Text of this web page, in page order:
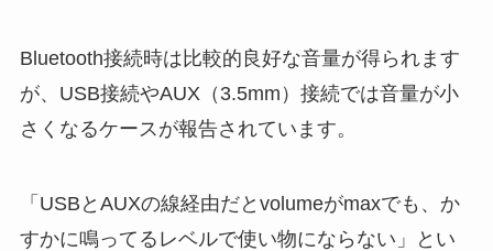
Bluetooth接続時は比較的良好な音量が得られます
が、USB接続やAUX（3.5mm）接続では音量が小
さくなるケースが報告されています。
「USBとAUXの線経由だとvolumeがmaxでも、か
すかに鳴ってるレベルで使い物にならない」とい